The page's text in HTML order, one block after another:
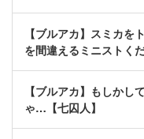
【ブルアカ】スミカを
を間違えるミニストく
【ブルアカ】もしかし
ゃ…【七囚人】